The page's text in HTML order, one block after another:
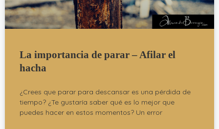
La importancia de parar – Afilar el
hacha
¿Crees que parar para descansar es una pérdida de
tiempo? ¿Te gustaría saber qué es lo mejor que
puedes hacer en estos momentos? Un error